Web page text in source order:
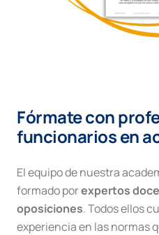
Fórmate con
funcionarios en
El equipo de nuestra
formado porexpertos
oposiciones. Todos ellos
experiencia en las normas